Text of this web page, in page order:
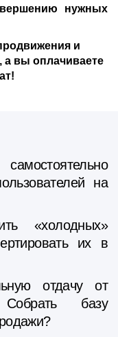
нужных
и
а вы оплачиваете
на
«холодных»
их в
отдачу от
базу